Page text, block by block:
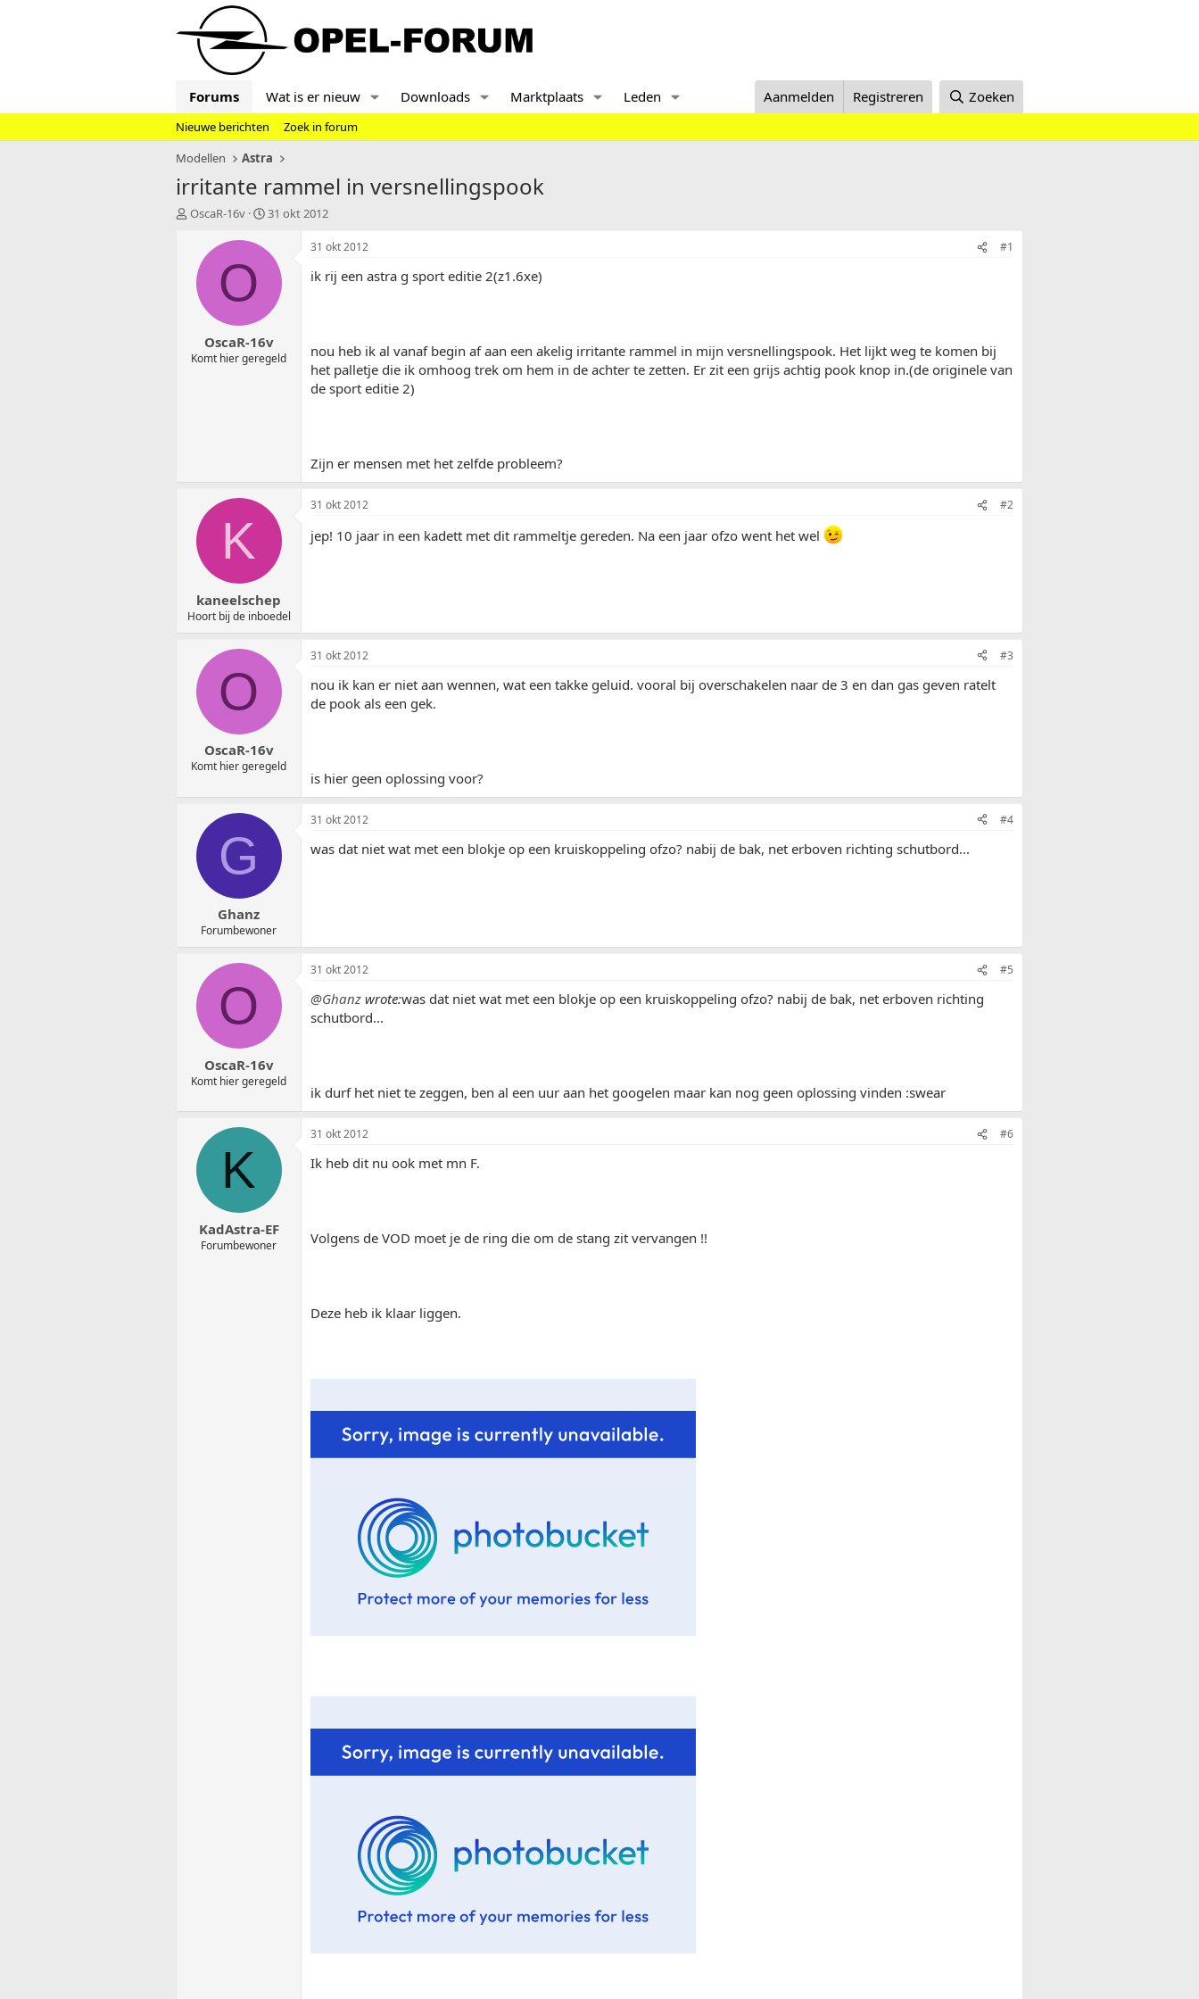
Forums Wat is er nieuw Downloads Marktplaats Leden Aanmelden Registreren Zoeken
Nieuwe berichten
Zoek in forum
Modellen
Astra
irritante rammel in versnellingspook
T
t
OscaR-16v
S
a
u
m
31 okt 2012
O
OscaR-16v
Komt hier geregeld
31 okt 2012 #1
ik rij een astra g sport editie 2(z1.6xe)
nou heb ik al vanaf begin af aan een akelig irritante rammel in mijn versnellingspook. Het lijkt weg te komen bij
het palletje die ik omhoog trek om hem in de achter te zetten. Er zit een grijs achtig pook knop in.(de originele van
de sport editie 2)
Zijn er mensen met het zelfde probleem?
K
kaneelschep
Hoort bij de inboedel
31 okt 2012 #2
jep! 10 jaar in een kadett met dit rammeltje gereden. Na een jaar ofzo went het wel
O
OscaR-16v
Komt hier geregeld
31 okt 2012 #3
nou ik kan er niet aan wennen, wat een takke geluid. vooral bij overschakelen naar de 3 en dan gas geven ratelt
de pook als een gek.
is hier geen oplossing voor?
G
Ghanz
Forumbewoner
31 okt 2012 #4
was dat niet wat met een blokje op een kruiskoppeling ofzo? nabij de bak, net erboven richting schutbord...
O
OscaR-16v
Komt hier geregeld
31 okt 2012 #5
@Ghanz wrote:was dat niet wat met een blokje op een kruiskoppeling ofzo? nabij de bak, net erboven richting
schutbord...
ik durf het niet te zeggen, ben al een uur aan het googelen maar kan nog geen oplossing vinden :swear
K
KadAstra-EF
Forumbewoner
31 okt 2012 #6
Ik heb dit nu ook met mn F.
Volgens de VOD moet je de ring die om de stang zit vervangen !!
Deze heb ik klaar liggen.